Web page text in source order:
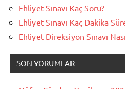
Ehliyet Sınavı Kaç Soru?
Ehliyet Sınavı Kaç Dakika
Ehliyet Direksiyon Sınavı
SON YORUMLAR